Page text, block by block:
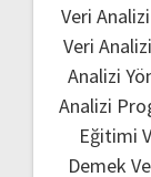
Veri
Veri
Analizi
Analizi
Eğitimi
Demek